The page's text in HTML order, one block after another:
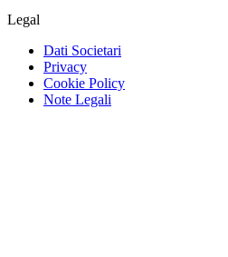
Legal
Dati Societari
Privacy
Cookie Policy
Note Legali